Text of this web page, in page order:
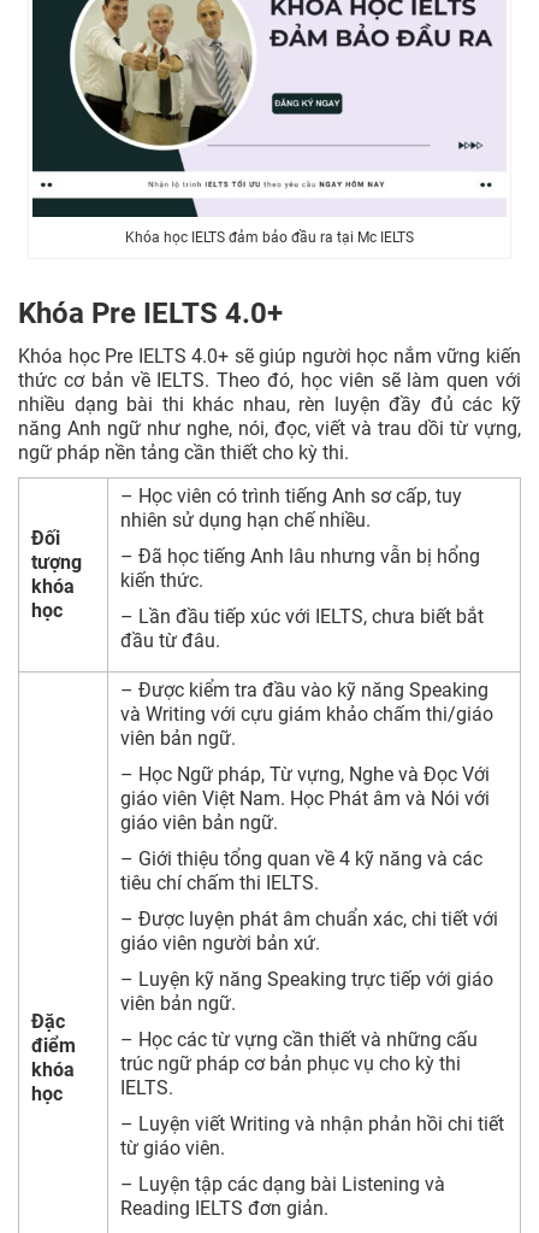
Khóa học IELTS đảm bảo đầu ra tại Mc IELTS
Khóa Pre IELTS 4.0+
Khóa học Pre IELTS 4.0+ sẽ giúp người học nắm vững kiến
thức cơ bản về IELTS. Theo đó, học viên sẽ làm quen với
nhiều dạng bài thi khác nhau, rèn luyện đầy đủ các kỹ
năng Anh ngữ như nghe, nói, đọc, viết và trau dồi từ vựng,
ngữ pháp nền tảng cần thiết cho kỳ thi.
Đối
tượng
khóa
học
– Học viên có trình tiếng Anh sơ cấp, tuy
nhiên sử dụng hạn chế nhiều.
– Đã học tiếng Anh lâu nhưng vẫn bị hổng
kiến thức.
– Lần đầu tiếp xúc với IELTS, chưa biết bắt
đầu từ đâu.
Đặc
điểm
khóa
học
– Được kiểm tra đầu vào kỹ năng Speaking
và Writing với cựu giám khảo chấm thi/giáo
viên bản ngữ.
– Học Ngữ pháp, Từ vựng, Nghe và Đọc Với
giáo viên Việt Nam. Học Phát âm và Nói với
giáo viên bản ngữ.
– Giới thiệu tổng quan về 4 kỹ năng và các
tiêu chí chấm thi IELTS.
– Được luyện phát âm chuẩn xác, chi tiết với
giáo viên người bản xứ.
– Luyện kỹ năng Speaking trực tiếp với giáo
viên bản ngữ.
– Học các từ vựng cần thiết và những cấu
trúc ngữ pháp cơ bản phục vụ cho kỳ thi
IELTS.
– Luyện viết Writing và nhận phản hồi chi tiết
từ giáo viên.
– Luyện tập các dạng bài Listening và
Reading IELTS đơn giản.